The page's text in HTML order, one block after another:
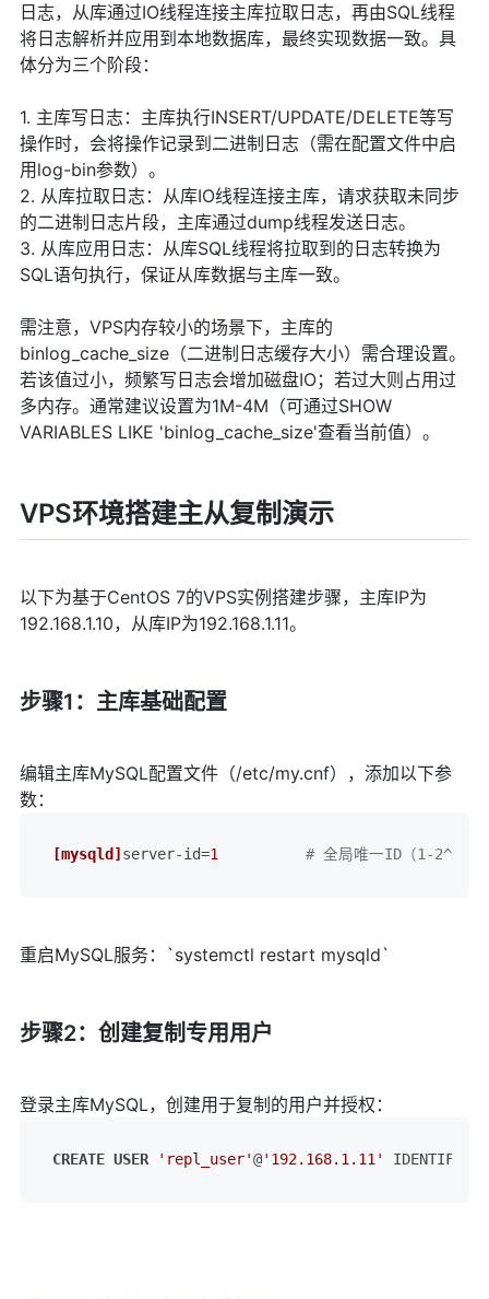
日志，从库通过IO线程连接主库拉取日志，再由SQL线程
将日志解析并应用到本地数据库，最终实现数据一致。具
体分为三个阶段：
1. 主库写日志：主库执行INSERT/UPDATE/DELETE等写
操作时，会将操作记录到二进制日志（需在配置文件中启
用log-bin参数）。
2. 从库拉取日志：从库IO线程连接主库，请求获取未同步
的二进制日志片段，主库通过dump线程发送日志。
3. 从库应用日志：从库SQL线程将拉取到的日志转换为
SQL语句执行，保证从库数据与主库一致。
需注意，VPS内存较小的场景下，主库的
binlog_cache_size（二进制日志缓存大小）需合理设置。
若该值过小，频繁写日志会增加磁盘IO；若过大则占用过
多内存。通常建议设置为1M-4M（可通过SHOW
VARIABLES LIKE 'binlog_cache_size'查看当前值）。
VPS环境搭建主从复制演示
以下为基于CentOS 7的VPS实例搭建步骤，主库IP为
192.168.1.10，从库IP为192.168.1.11。
步骤1：主库基础配置
编辑主库MySQL配置文件（/etc/my.cnf），添加以下参
数：
[mysqld] server-id=1 # 全局唯一ID（1-2^32-
重启MySQL服务：`systemctl restart mysqld`
步骤2：创建复制专用用户
登录主库MySQL，创建用于复制的用户并授权：
CREATE USER 'repl_user'@'192.168.1.11' IDENTIFIED